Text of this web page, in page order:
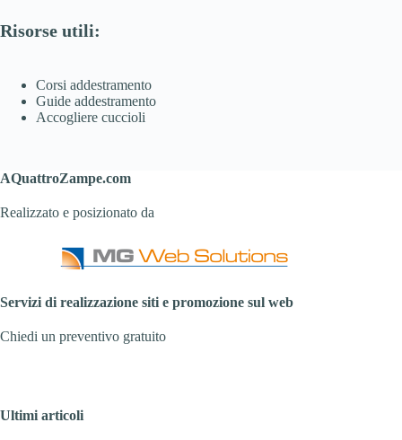
Risorse utili:
Corsi addestramento
Guide addestramento
Accogliere cuccioli
AQuattroZampe.com
Realizzato e posizionato da
Servizi di realizzazione siti e promozione sul web
Chiedi un preventivo gratuito
Ultimi articoli